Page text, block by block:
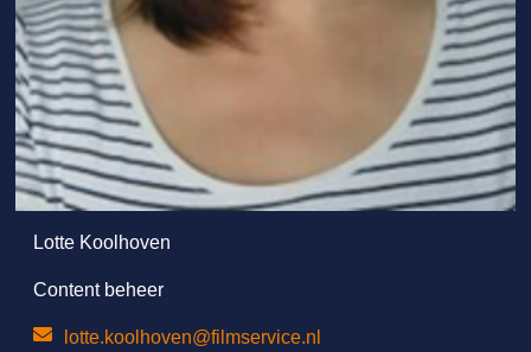
Lotte Koolhoven
Content beheer
lotte.koolhoven@filmservice.nl